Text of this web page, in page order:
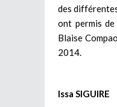
des
ont permis
Blaise
2014.
Issa SIGUIRE